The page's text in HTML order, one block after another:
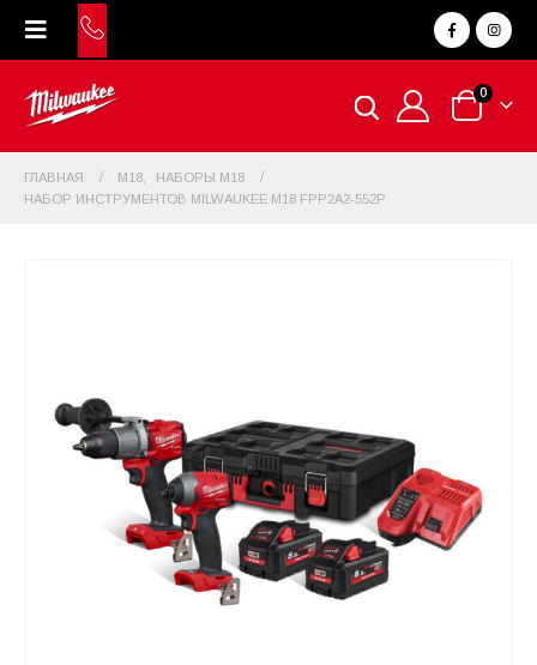
0
ГЛАВНАЯ M18
НАБОРЫ M18
НАБОР ИНСТРУМЕНТОВ MILWAUKEE M18 FPP2A2-552P